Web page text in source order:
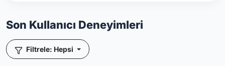
Son Kullanıcı Deneyimleri
Filtrele: Hepsi